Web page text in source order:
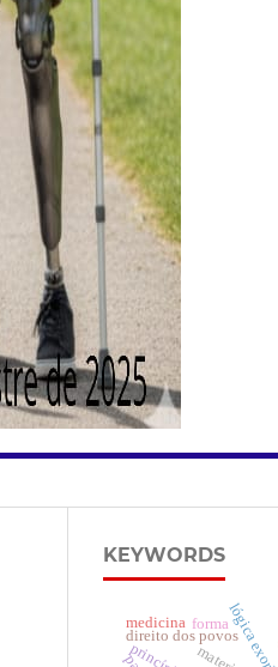
KEYWORDS
direito dos povos
forma
medicina